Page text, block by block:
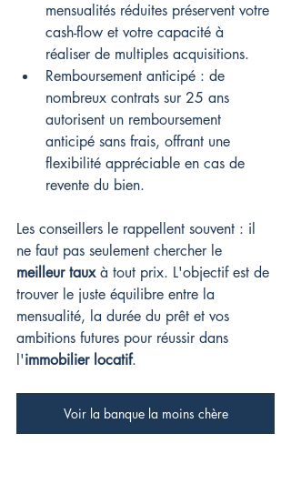
mensualités réduites préservent votre
cash-flow et votre capacité à
réaliser de multiples acquisitions.
Remboursement anticipé : de
nombreux contrats sur 25 ans
autorisent un remboursement
anticipé sans frais, offrant une
flexibilité appréciable en cas de
revente du bien.
Les conseillers le rappellent souvent : il
ne faut pas seulement chercher le
meilleur taux à tout prix. L'objectif est de
trouver le juste équilibre entre la
mensualité, la durée du prêt et vos
ambitions futures pour réussir dans
l'immobilier locatif.
Voir la banque la moins chère